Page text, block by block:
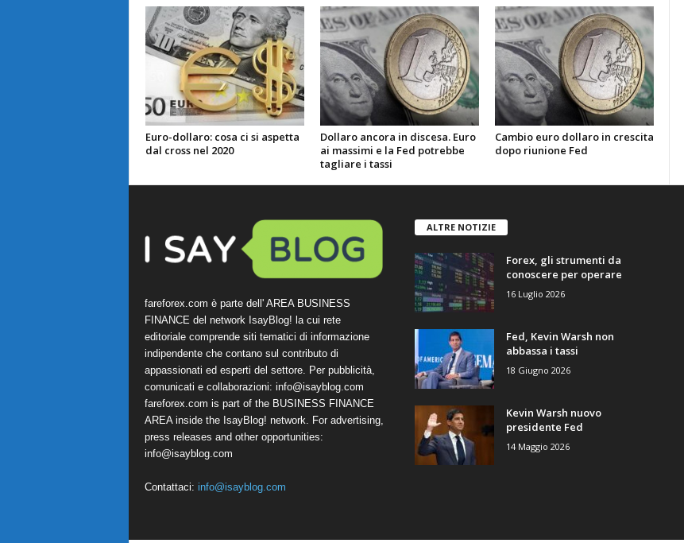
Euro-dollaro: cosa ci si aspetta
dal cross nel 2020
Dollaro ancora in discesa. Euro
ai massimi e la Fed potrebbe
tagliare i tassi
Cambio euro dollaro in crescita
dopo riunione Fed
fareforex.com è parte dell' AREA BUSINESS
FINANCE del network IsayBlog! la cui rete
editoriale comprende siti tematici di informazione
indipendente che contano sul contributo di
appassionati ed esperti del settore. Per pubblicità,
comunicati e collaborazioni: info@isayblog.com
fareforex.com is part of the BUSINESS FINANCE
AREA inside the IsayBlog! network. For advertising,
press releases and other opportunities:
info@isayblog.com
Contattaci: info@isayblog.com
ALTRE NOTIZIE
Forex, gli strumenti da
conoscere per operare
16 Luglio 2026
Fed, Kevin Warsh non
abbassa i tassi
18 Giugno 2026
Kevin Warsh nuovo
presidente Fed
14 Maggio 2026